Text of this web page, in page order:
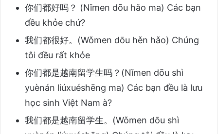
你们都好吗？ (Nǐmen dōu hǎo ma) Các bạn
đều khỏe chứ?
我们都很好。(Wǒmen dōu hěn hǎo) Chúng
tôi đều rất khỏe
你们都是越南留学生吗？(Nǐmen dōu shì
yuènán liúxuéshēng ma) Các bạn đều là lưu
học sinh Việt Nam à?
我们都是越南留学生。(Wǒmen dōu shì